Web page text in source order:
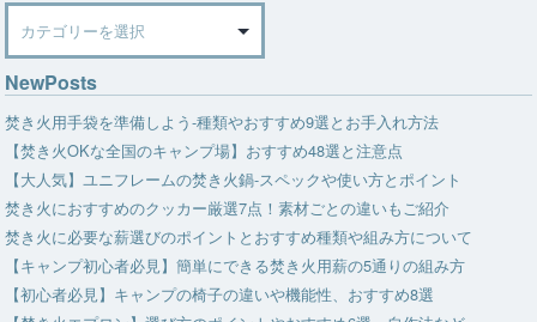
Category
NewPosts
焚き火用手袋を準備しよう-種類やおすすめ9選とお手入れ方法
【焚き火OKな全国のキャンプ場】おすすめ48選と注意点
【大人気】ユニフレームの焚き火鍋-スペックや使い方とポイント
焚き火におすすめのクッカー厳選7点！素材ごとの違いもご紹介
焚き火に必要な薪選びのポイントとおすすめ種類や組み方について
【キャンプ初心者必見】簡単にできる焚き火用薪の5通りの組み方
【初心者必見】キャンプの椅子の違いや機能性、おすすめ8選